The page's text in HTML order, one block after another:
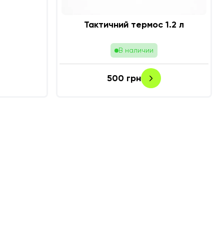
Тактичний термос 1.2 л
В наличии
500 грн